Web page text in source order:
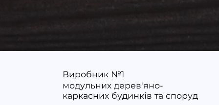
Модульний будинок від виробника:
Виробник №1
модульних дерев'яно-
каркасних будинків та споруд